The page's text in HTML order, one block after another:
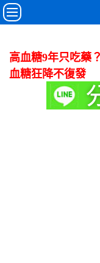
高血糖9年只吃藥
血糖狂降不復發